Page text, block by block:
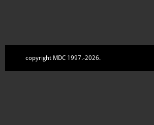
copyright MDC 1997.-2026.